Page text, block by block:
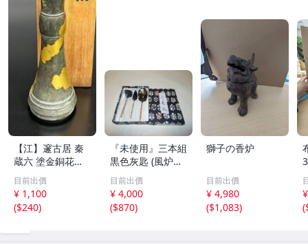
【江】邃古居 秦
蔵六 塗金銅花器
直径約9cm×高さ
30cm 在銘 共箱
古美術品(華道具
花生花瓶花生飾
目前出價
¥ 1,100
($240)
『未使用』三本組
黒色灰匙 (風炉用)
化粧箱
目前出價
¥ 4,000
($870)
獅子の香炉
目前出價
¥ 4,980
($1,083)
(